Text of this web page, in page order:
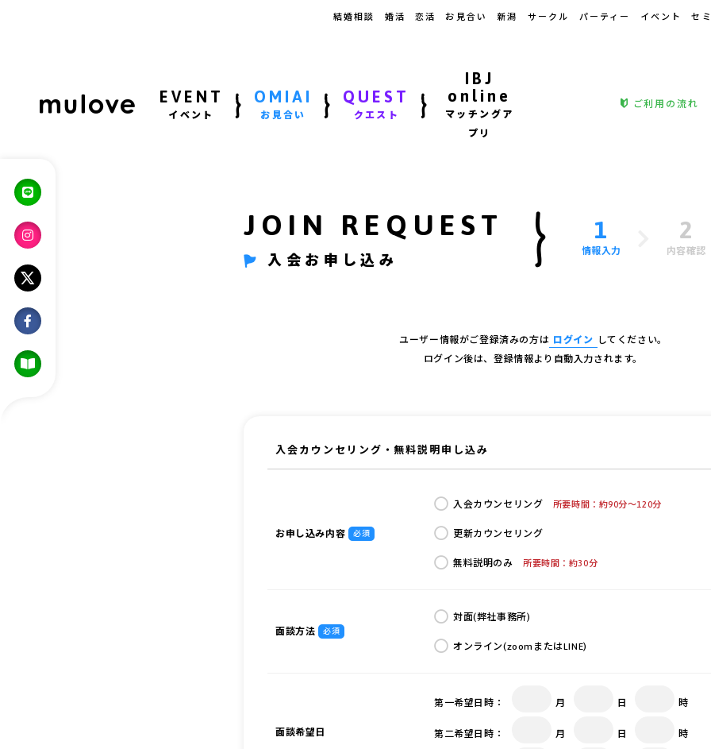
結婚相談 婚活 恋活 お見合い 新潟 サークル パーティー イベント セ
EVENT
イベント
OMIAI
お見合い
QUEST
クエスト
IBJ
online
マッチングア
プリ
ご利用の流れ
JOIN REQUEST
入会お申し込み
1
情報入力
2
内容確認
ユーザー情報がご登録済みの方は ログイン してください。
ログイン後は、登録情報より自動入力されます。
入会カウンセリング・無料説明申し込み
お申し込み内容 必須
入会カウンセリング 所要時間：約90分〜120分
更新カウンセリング
無料説明のみ所要時間：約30分
面談方法 必須
対面(弊社事務所)
オンライン(zoomまたはLINE)
面談希望日
第一希望日時： 月 日 時
第二希望日時： 月 日 時